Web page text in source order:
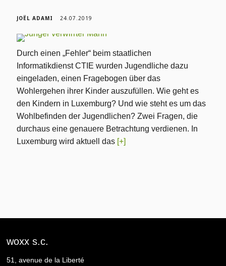
JOËL ADAMI 24.07.2019
Durch einen „Fehler“ beim staatlichen
Informatikdienst CTIE wurden Jugendliche dazu
eingeladen, einen Fragebogen über das
Wohlergehen ihrer Kinder auszufüllen. Wie geht es
den Kindern in Luxemburg? Und wie steht es um das
Wohlbefinden der Jugendlichen? Zwei Fragen, die
durchaus eine genauere Betrachtung verdienen. In
Luxemburg wird aktuell das [+]
woxx s.c.
51, avenue de la Liberté